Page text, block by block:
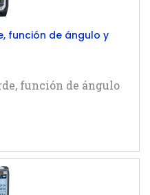
función de ángulo y
función de ángulo